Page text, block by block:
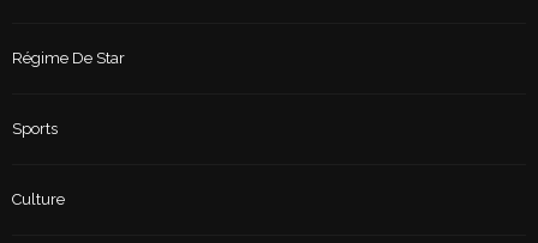
Régime De Star
Sports
Culture